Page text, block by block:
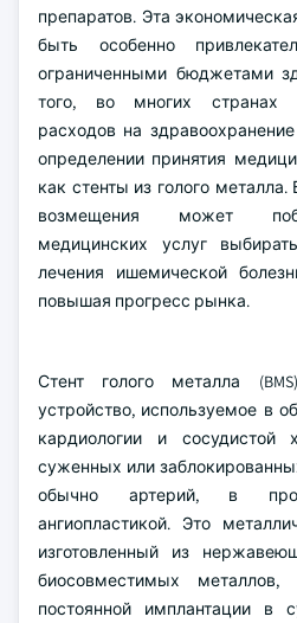
препаратов. Эта
быть особенно
ограниченными бюджетами
того, во многих странах
расходов на
определении принятия
как стенты из голого металла.
возмещения может
медицинских услуг
лечения ишемической
повышая прогресс рынка.
Стент голого металла
устройство, используемое в
кардиологии и сосудистой
суженных или
обычно артерий, в
ангиопластикой. Это
изготовленный из
биосовместимых металлов,
постоянной имплантации в